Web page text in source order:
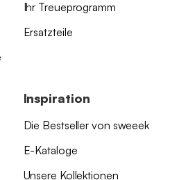
Ihr Treueprogramm
Ersatzteile
Inspiration
Die Bestseller von sweeek
E-Kataloge
Unsere Kollektionen